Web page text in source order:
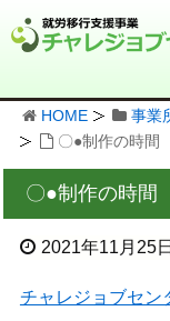
HOME
事業
〇●制作の時間
〇●制作の時間
2021年11月25日
チャレジョブセン